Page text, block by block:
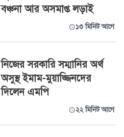
বঞ্চনা আর অসমাপ্ত লড়াই
১৩ মিনিট আগে
নিজের সরকারি সম্মানির অর্থ
অসুস্থ ইমাম-মুয়াজ্জিনদের
দিলেন এমপি
২২ মিনিট আগে